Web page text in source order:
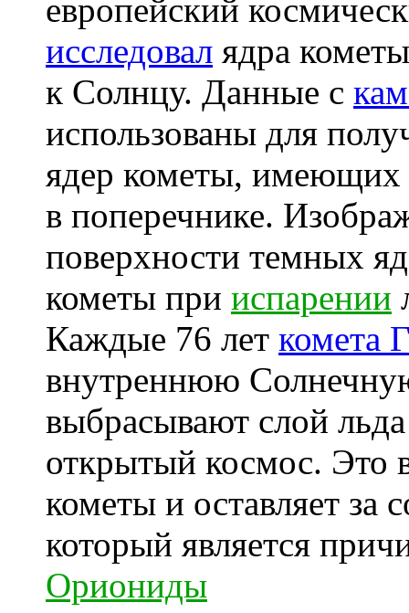
европейский
исследовал ядра
к Солнцу. Данные с
использованы для
ядер кометы, имеющих
в поперечнике.
поверхности темных
кометы при испарении
Каждые 76 лет комета
внутреннюю
выбрасывают слой
открытый космос. Это
кометы и оставляет за
который является
Ориониды